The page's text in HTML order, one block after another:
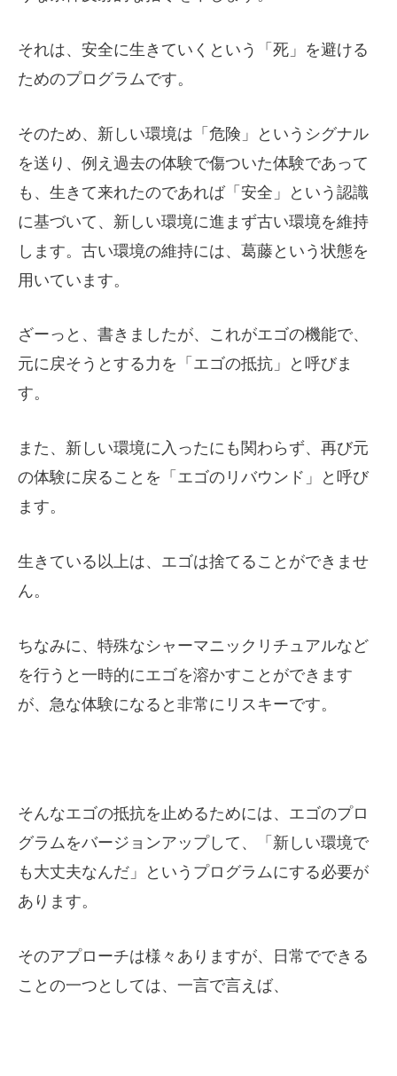
それは、安全に生きていくという「死」を避ける
ためのプログラムです。
そのため、新しい環境は「危険」というシグナル
を送り、例え過去の体験で傷ついた体験であって
も、生きて来れたのであれば「安全」という認識
に基づいて、新しい環境に進まず古い環境を維持
します。古い環境の維持には、葛藤という状態を
用いています。
ざーっと、書きましたが、これがエゴの機能で、
元に戻そうとする力を「エゴの抵抗」と呼びま
す。
また、新しい環境に入ったにも関わらず、再び元
の体験に戻ることを「エゴのリバウンド」と呼び
ます。
生きている以上は、エゴは捨てることができませ
ん。
ちなみに、特殊なシャーマニックリチュアルなど
を行うと一時的にエゴを溶かすことができます
が、急な体験になると非常にリスキーです。
そんなエゴの抵抗を止めるためには、エゴのプロ
グラムをバージョンアップして、「新しい環境で
も大丈夫なんだ」というプログラムにする必要が
あります。
そのアプローチは様々ありますが、日常でできる
ことの一つとしては、一言で言えば、